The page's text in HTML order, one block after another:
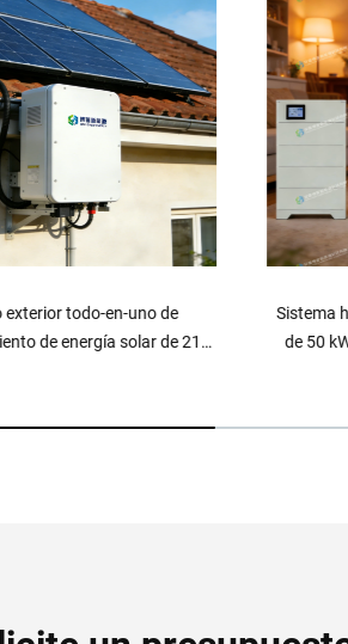
todo-en-uno de
de energía solar de 215
Sistema
de 50